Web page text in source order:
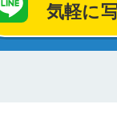
気軽に